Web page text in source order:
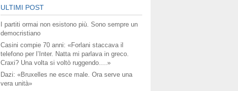
ULTIMI POST
I partiti ormai non esistono più. Sono sempre un
democristiano
Casini compie 70 anni: «Forlani staccava il
telefono per l’Inter. Natta mi parlava in greco.
Craxi? Una volta si voltò ruggendo….»
Dazi: «Bruxelles ne esce male. Ora serve una
vera unità»